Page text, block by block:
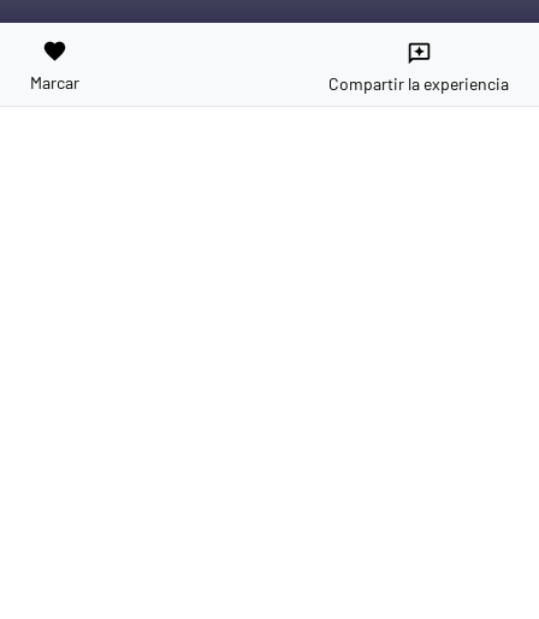
favorite
Marcar
reviews
Compartir la experiencia